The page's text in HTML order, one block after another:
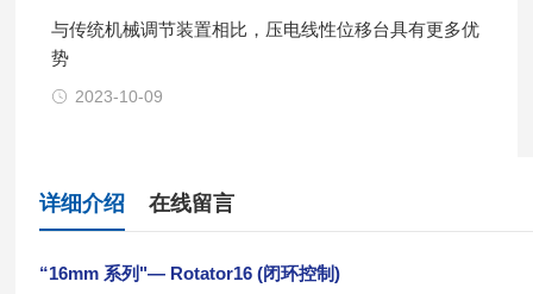
与传统机械调节装置相比，压电线性位移台具有更多优
势
2023-10-09
详细介绍 在线留言
“16mm 系列"— Rotator16 (闭环控制)